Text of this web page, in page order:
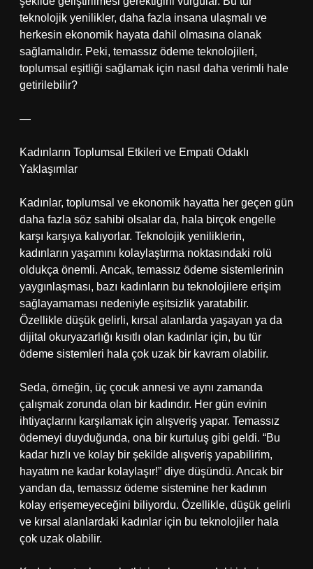
teknolojik yenilikler, daha fazla insana ulaşmalı ve
herkesin ekonomik hayata dahil olmasına olanak
sağlamalıdır. Peki, temassız ödeme teknolojileri,
toplumsal eşitliği sağlamak için nasıl daha verimli hale
getirilebilir?
—
Kadınların Toplumsal Etkileri ve Empati Odaklı
Yaklaşımlar
Kadınlar, toplumsal ve ekonomik hayatta her geçen gün
daha fazla söz sahibi olsalar da, hala birçok engelle
karşı karşıya kalıyorlar. Teknolojik yeniliklerin,
kadınların yaşamını kolaylaştırma noktasındaki rolü
oldukça önemli. Ancak, temassız ödeme sistemlerinin
yaygınlaşması, bazı kadınların bu teknolojilere erişim
sağlayamaması nedeniyle eşitsizlik yaratabilir.
Özellikle düşük gelirli, kırsal alanlarda yaşayan ya da
dijital okuryazarlığı kısıtlı olan kadınlar için, bu tür
ödeme sistemleri hala çok uzak bir kavram olabilir.
Seda, örneğin, üç çocuk annesi ve aynı zamanda
çalışmak zorunda olan bir kadındır. Her gün evinin
ihtiyaçlarını karşılamak için alışveriş yapar. Temassız
ödemeyi duyduğunda, ona bir kurtuluş gibi geldi. “Bu
kadar hızlı ve kolay bir şekilde alışveriş yapabilirim,
hayatım ne kadar kolaylaşır!” diye düşündü. Ancak bir
yandan da, temassız ödeme sistemine her kadının
kolay erişemeyeceğini biliyordu. Özellikle, düşük gelirli
ve kırsal alanlardaki kadınlar için bu teknolojiler hala
çok uzak olabilir.